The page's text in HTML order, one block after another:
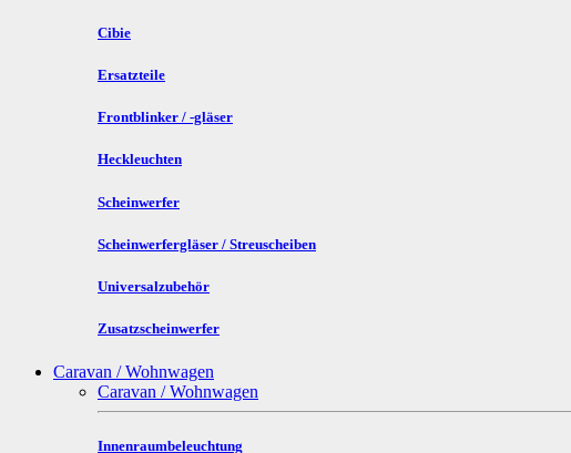
Cibie
Ersatzteile
Frontblinker / -gläser
Heckleuchten
Scheinwerfer
Scheinwerfergläser / Streuscheiben
Universalzubehör
Zusatzscheinwerfer
Caravan / Wohnwagen
Caravan / Wohnwagen
Innenraumbeleuchtung